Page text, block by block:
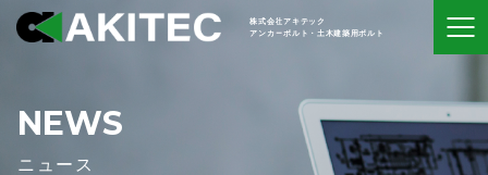
株式会社アキテック
アンカーボルト・土木建築用ボルト
NEWS
ニュース